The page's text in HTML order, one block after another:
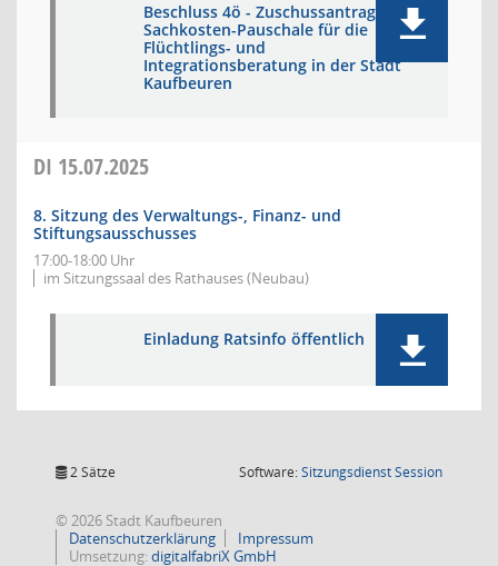
Beschluss 4ö - Zuschussantrag
Sachkosten-Pauschale für die
Flüchtlings- und
Integrationsberatung in der Stadt
Kaufbeuren
DI 15.07.2025
8. Sitzung des Verwaltungs-, Finanz- und
Stiftungsausschusses
17:00-18:00 Uhr
im Sitzungssaal des Rathauses (Neubau)
Einladung Ratsinfo öffentlich
2 Sätze Software:SitzungsdienstSession(Wird in
© 2026 Stadt Kaufbeuren
Datenschutzerklärung
Impressum
Umsetzung:digitalfabriX GmbH